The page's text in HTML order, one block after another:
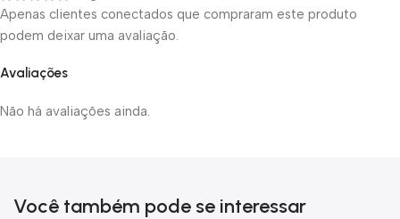
Avaliações
Não há avaliações ainda.
Apenas clientes conectados que compraram este produto
podem deixar uma avaliação.
Você também pode se interessar